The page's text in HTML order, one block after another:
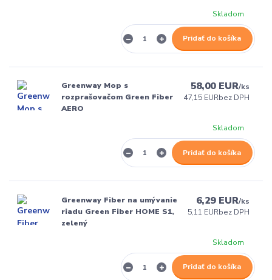
Skladom
Pridať do košíka
Greenway Mop s
rozprašovačom Green Fiber
AERO
58,00 EUR/ks
47,15 EURbez DPH
Skladom
Pridať do košíka
Greenway Fiber na umývanie
riadu Green Fiber HOME S1,
zelený
6,29 EUR/ks
5,11 EURbez DPH
Skladom
Pridať do košíka